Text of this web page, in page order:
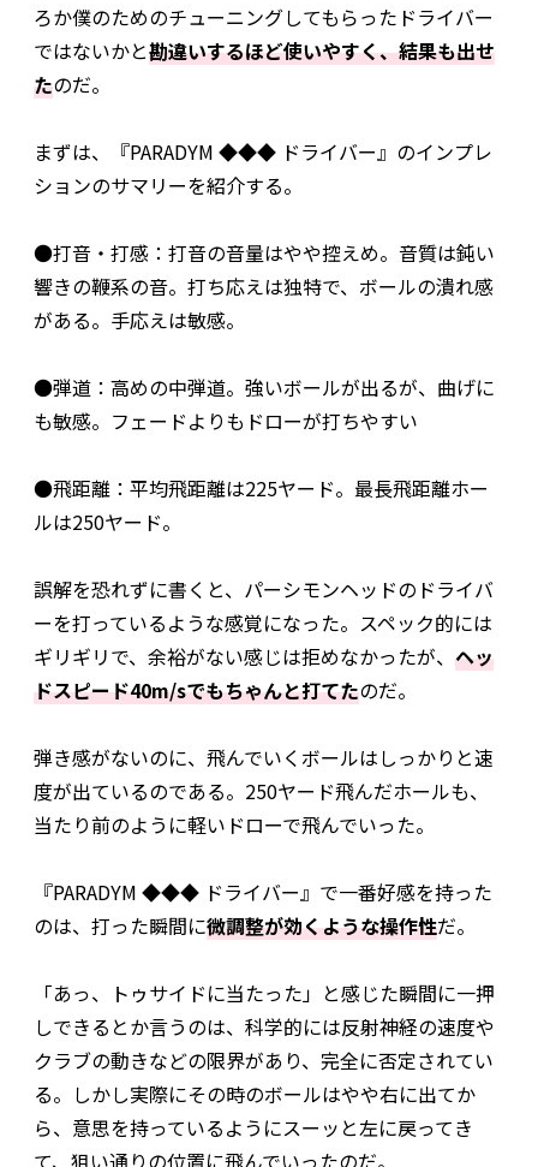
ろか僕のためのチューニングしてもらったドライバー
ではないかと勘違いするほど使いやすく、結果も出せ
たのだ。
まずは、『PARADYM ◆◆◆ ドライバー』のインプレ
ションのサマリーを紹介する。
●打音・打感：打音の音量はやや控えめ。音質は鈍い
響きの鞭系の音。打ち応えは独特で、ボールの潰れ感
がある。手応えは敏感。
●弾道：高めの中弾道。強いボールが出るが、曲げに
も敏感。フェードよりもドローが打ちやすい
●飛距離：平均飛距離は225ヤード。最長飛距離ホー
ルは250ヤード。
誤解を恐れずに書くと、パーシモンヘッドのドライバ
ーを打っているような感覚になった。スペック的には
ギリギリで、余裕がない感じは拒めなかったが、 ヘッ
ドスピード40m/sでもちゃんと打てたのだ。
弾き感がないのに、飛んでいくボールはしっかりと速
度が出ているのである。250ヤード飛んだホールも、
当たり前のように軽いドローで飛んでいった。
『PARADYM ◆◆◆ ドライバー』で一番好感を持った
のは、打った瞬間に微調整が効くような操作性だ。
「あっ、トゥサイドに当たった」と感じた瞬間に一押
しできるとか言うのは、科学的には反射神経の速度や
クラブの動きなどの限界があり、完全に否定されてい
る。しかし実際にその時のボールはやや右に出てか
ら、意思を持っているようにスーッと左に戻ってき
て、狙い通りの位置に飛んでいったのだ。